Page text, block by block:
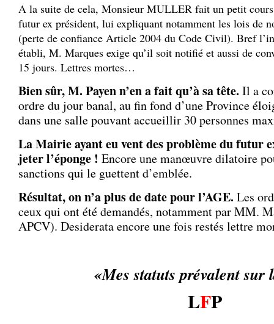
A la suite de cela, Monsieur MULLER fait un petit
futur ex président, lui expliquant notamment les lois de
(perte de confiance Article 2004 du Code Civil). Bref
établi, M. Marques exige qu’il soit notifié et aussi de
15 jours. Lettres mortes…
Bien sûr, M. Payen n’en a fait qu’à sa tête. Il a
ordre du jour banal, au fin fond d’une Province
dans une salle pouvant accueillir 30 personnes
La Mairie ayant eu vent des problème du futur
jeter l’éponge ! Encore une manœuvre dilatoire
sanctions qui le guettent d’emblée.
Résultat, on n’a plus de date pour l’AGE. Les
ceux qui ont été demandés, notamment par MM.
APCV). Desiderata encore une fois restés lettre
«Mes statuts prévalent sur
LFP